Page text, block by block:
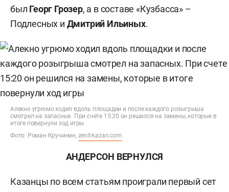
был Георг Грозер, а в составе «Кузбасса» –
Подлесных и Дмитрий Ильиных.
Алекно угрюмо ходил вдоль площадки и после каждого розыгрыша
смотрел на запасных. При счете 15:20 он решился на замены, которые в
итоге повернули ход игры
Фото: Роман Кручинин, zenit-kazan.com
АНДЕРСОН ВЕРНУЛСЯ
Казанцы по всем статьям проиграли первый сет